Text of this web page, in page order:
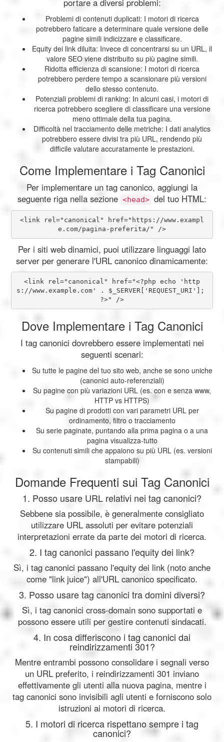
portare a diversi problemi:
Problemi di contenuti duplicati: I motori di ricerca
potrebbero faticare a determinare quale versione delle
pagine simili indicizzare e classificare.
Equity dei link diluita: Invece di concentrarsi su un URL, il
valore SEO viene distribuito su più pagine simili.
Ridotta efficienza di scansione: I motori di ricerca
potrebbero perdere tempo a scansionare più versioni
dello stesso contenuto.
Potenziali problemi di ranking: In alcuni casi, i motori di
ricerca potrebbero scegliere di classificare una versione
meno ottimale della tua pagina.
Difficoltà nel tracciamento delle metriche: I dati analytics
potrebbero essere divisi tra più URL, rendendo più
difficile valutare accuratamente le prestazioni.
Come Implementare i Tag Canonici
Per implementare un tag canonico, aggiungi la
seguente riga nella sezione <head> del tuo HTML:
<link rel="canonical" href="https://www.exampl
e.com/pagina-preferita/" />
Per i siti web dinamici, puoi utilizzare linguaggi lato
server per generare l'URL canonico dinamicamente:
<link rel="canonical" href="<?php echo 'http
s://www.example.com' . $_SERVER['REQUEST_URI'];
?>" />
Dove Implementare i Tag Canonici
I tag canonici dovrebbero essere implementati nei
seguenti scenari:
Su tutte le pagine del tuo sito web, anche se sono uniche
(canonici auto-referenziali)
Su pagine con più variazioni URL (es. con e senza www,
HTTP vs HTTPS)
Su pagine di prodotti con vari parametri URL per
ordinamento, filtro o tracciamento
Su serie paginate, puntando alla prima pagina o a una
pagina visualizza-tutto
Su contenuti simili che appaiono su più URL (es. versioni
stampabili)
Domande Frequenti sui Tag Canonici
1. Posso usare URL relativi nei tag canonici?
Sebbene sia possibile, è generalmente consigliato
utilizzare URL assoluti per evitare potenziali
interpretazioni errate da parte dei motori di ricerca.
2. I tag canonici passano l'equity dei link?
Sì, i tag canonici passano l'equity dei link (noto anche
come "link juice") all'URL canonico specificato.
3. Posso usare tag canonici tra domini diversi?
Sì, i tag canonici cross-domain sono supportati e
possono essere utili per gestire contenuti sindacati.
4. In cosa differiscono i tag canonici dai
reindirizzamenti 301?
Mentre entrambi possono consolidare i segnali verso
un URL preferito, i reindirizzamenti 301 inviano
effettivamente gli utenti alla nuova pagina, mentre i
tag canonici sono invisibili agli utenti e forniscono solo
istruzioni ai motori di ricerca.
5. I motori di ricerca rispettano sempre i tag
canonici?